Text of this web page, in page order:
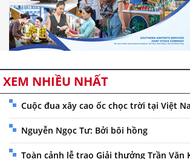
XEM NHIỀU NHẤT
Cuộc đua xây cao ốc chọc trời tại Việt
Nguyễn Ngọc Tư: Bởi bôi hồng
Toàn cảnh lễ trao Giải thưởng Trần Văn